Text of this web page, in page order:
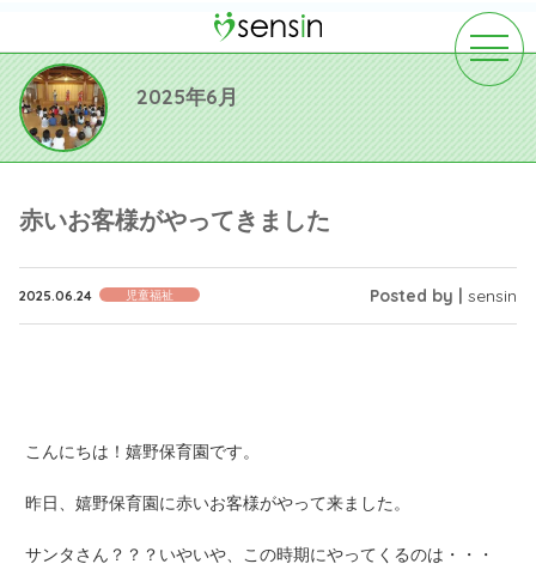
toggle
2025年6月
赤いお客様がやってきました
2025.06.24 児童福祉 Posted by | sensin
こんにちは！嬉野保育園です。
昨日、嬉野保育園に赤いお客様がやって来ました。
サンタさん？？？いやいや、この時期にやってくるのは・・・